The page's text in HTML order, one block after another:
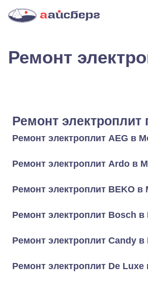
Ремонт
Ремонт электроплит
Ремонт электроплит AEG в
Ремонт электроплит Ardo в
Ремонт электроплит BEKO в
Ремонт электроплит Bosch в
Ремонт электроплит Candy в
Ремонт электроплит De Luxe